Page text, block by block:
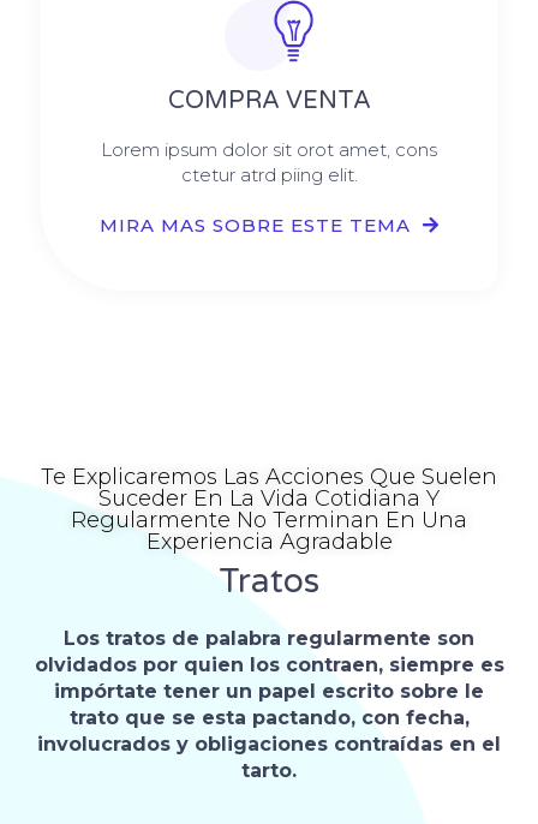
COMPRA VENTA
Lorem ipsum dolor sit orot amet, cons
ctetur atrd piing elit.​
MIRA MAS SOBRE ESTE TEMA
Te Explicaremos Las Acciones Que Suelen
Suceder En La Vida Cotidiana Y
Regularmente No Terminan En Una
Experiencia Agradable
Tratos
Los tratos de palabra regularmente son
olvidados por quien los contraen, siempre es
impórtate tener un papel escrito sobre le
trato que se esta pactando, con fecha,
involucrados y obligaciones contraídas en el
tarto.